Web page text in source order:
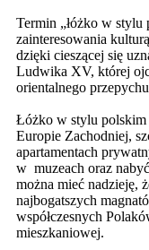
Termin „łóżko w stylu
zainteresowania
dzięki cieszącej się
Ludwika XV, której
orientalnego
Łóżko w stylu polskim
Europie Zachodniej,
apartamentach
w muzeach oraz
można mieć nadzieję,
najbogatszych
współczesnych
mieszkaniowej.